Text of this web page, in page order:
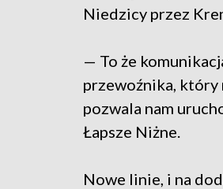
Niedzicy przez
— To że
przewoźnika, który
pozwala nam
Łapsze Niżne.
Nowe linie, i na